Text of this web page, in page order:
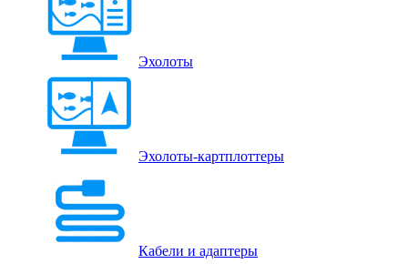
Эхолоты
Эхолоты-картплоттеры
Кабели и адаптеры